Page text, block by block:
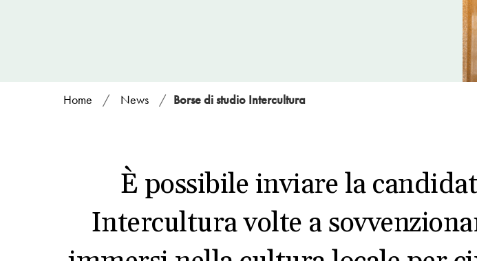
Home / News / Borse di studio Intercultura
È possibile inviare la
Intercultura volte a